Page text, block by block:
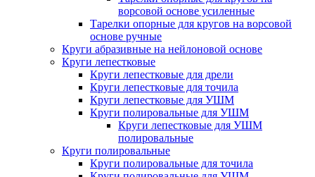
ворсовой основе усиленные
Тарелки опорные для кругов на ворсовой
основе ручные
Круги абразивные на нейлоновой основе
Круги лепестковые
Круги лепестковые для дрели
Круги лепестковые для точила
Круги лепестковые для УШМ
Круги полировальные для УШМ
Круги лепестковые для УШМ
полировальные
Круги полировальные
Круги полировальные для точила